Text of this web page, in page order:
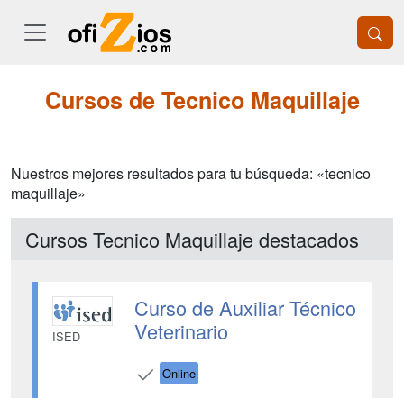
Cursos de Tecnico Maquillaje
Nuestros mejores resultados para tu búsqueda: «tecnico
maquillaje»
Cursos Tecnico Maquillaje destacados
ISED
Curso de Auxiliar Técnico
Veterinario
Online